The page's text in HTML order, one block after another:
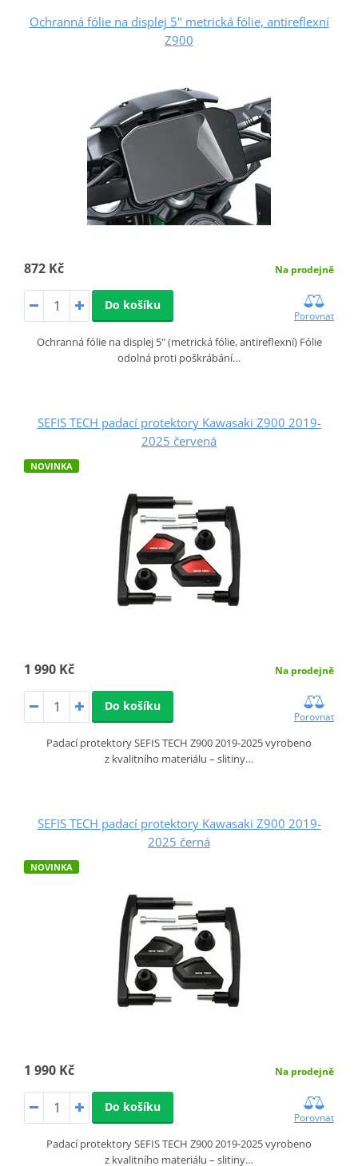
Ochranná fólie na displej 5" metrická fólie, antireflexní
Z900
872 Kč Na prodejně
Do košíku
Porovnat
Ochranná fólie na displej 5" (metrická fólie, antireflexní) Fólie
odolná proti poškrábání…
SEFIS TECH padací protektory Kawasaki Z900 2019-
2025 červená
NOVINKA
1 990 Kč Na prodejně
Do košíku
Porovnat
Padací protektory SEFIS TECH Z900 2019-2025 vyrobeno
z kvalitního materiálu – slitiny…
SEFIS TECH padací protektory Kawasaki Z900 2019-
2025 černá
NOVINKA
1 990 Kč Na prodejně
Do košíku
Porovnat
Padací protektory SEFIS TECH Z900 2019-2025 vyrobeno
z kvalitního materiálu – slitiny…